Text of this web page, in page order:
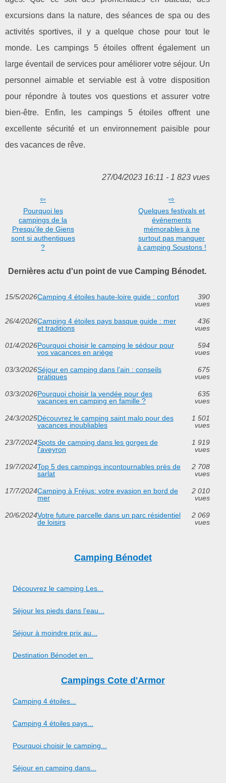
excursions dans la nature, des séances de spa ou des
activités sportives, il y a quelque chose pour tout le
monde. Les campings 5 étoiles offrent également un
large éventail de services pour améliorer votre séjour. Un
personnel aimable et serviable est à votre disposition
pour répondre à toutes vos questions et assurer votre
bien-être. Enfin, les campings 5 étoiles offrent une
excellente sécurité et un environnement paisible pour
des vacances de rêve.
27/04/2023 16:11 - 1 823 vues
Pourquoi les
campings de la
Presqu'ile de Giens
sont si authentiques
?
Quelques festivals et
événements
mémorables à ne
surtout pas manquer
à camping Soustons !
Dernières actu d'un point de vue Camping Bénodet.
15/5/2026Camping 4 étoiles haute-loire guide : confort
390
vues
26/4/2026Camping 4 étoiles pays basque guide : mer
et traditions
436
vues
01/4/2026Pourquoi choisir le camping le sédour pour
vos vacances en ariège
594
vues
03/3/2026Séjour en camping dans l’ain : conseils
pratiques
675
vues
03/3/2026Pourquoi choisir la vendée pour des
vacances en camping en famille ?
635
vues
24/3/2025Découvrez le camping saint malo pour des
vacances inoubliables
1 501
vues
23/7/2024Spots de camping dans les gorges de
l'aveyron
1 919
vues
19/7/2024Top 5 des campings incontournables près de
sarlat
2 708
vues
17/7/2024Camping à Fréjus: votre evasion en bord de
mer
2 010
vues
20/6/2024Votre future parcelle dans un parc résidentiel
de loisirs
2 069
vues
Camping Bénodet
Découvrez le camping Les...
Séjour les pieds dans l'eau...
Séjour à moindre prix au...
Destination Bénodet en...
Campings Cote d'Armor
Camping 4 étoiles...
Camping 4 étoiles pays...
Pourquoi choisir le camping...
Séjour en camping dans...